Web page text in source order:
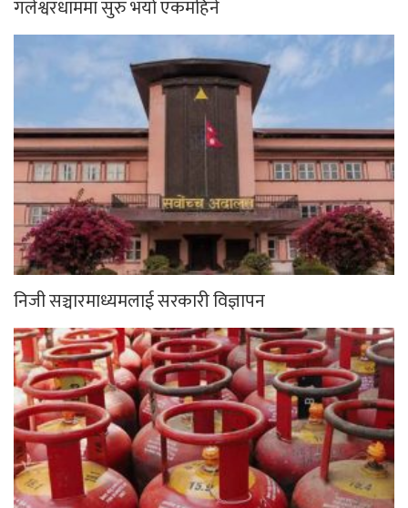
गलेश्वरधाममा सुरु भयो एकमहिने
निजी सञ्चारमाध्यमलाई सरकारी विज्ञापन